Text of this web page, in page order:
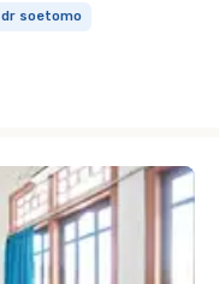
dr soetomo